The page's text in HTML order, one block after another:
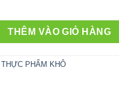
THÊM VÀO GIỎ HÀNG
THỰC PHẨM KHÔ